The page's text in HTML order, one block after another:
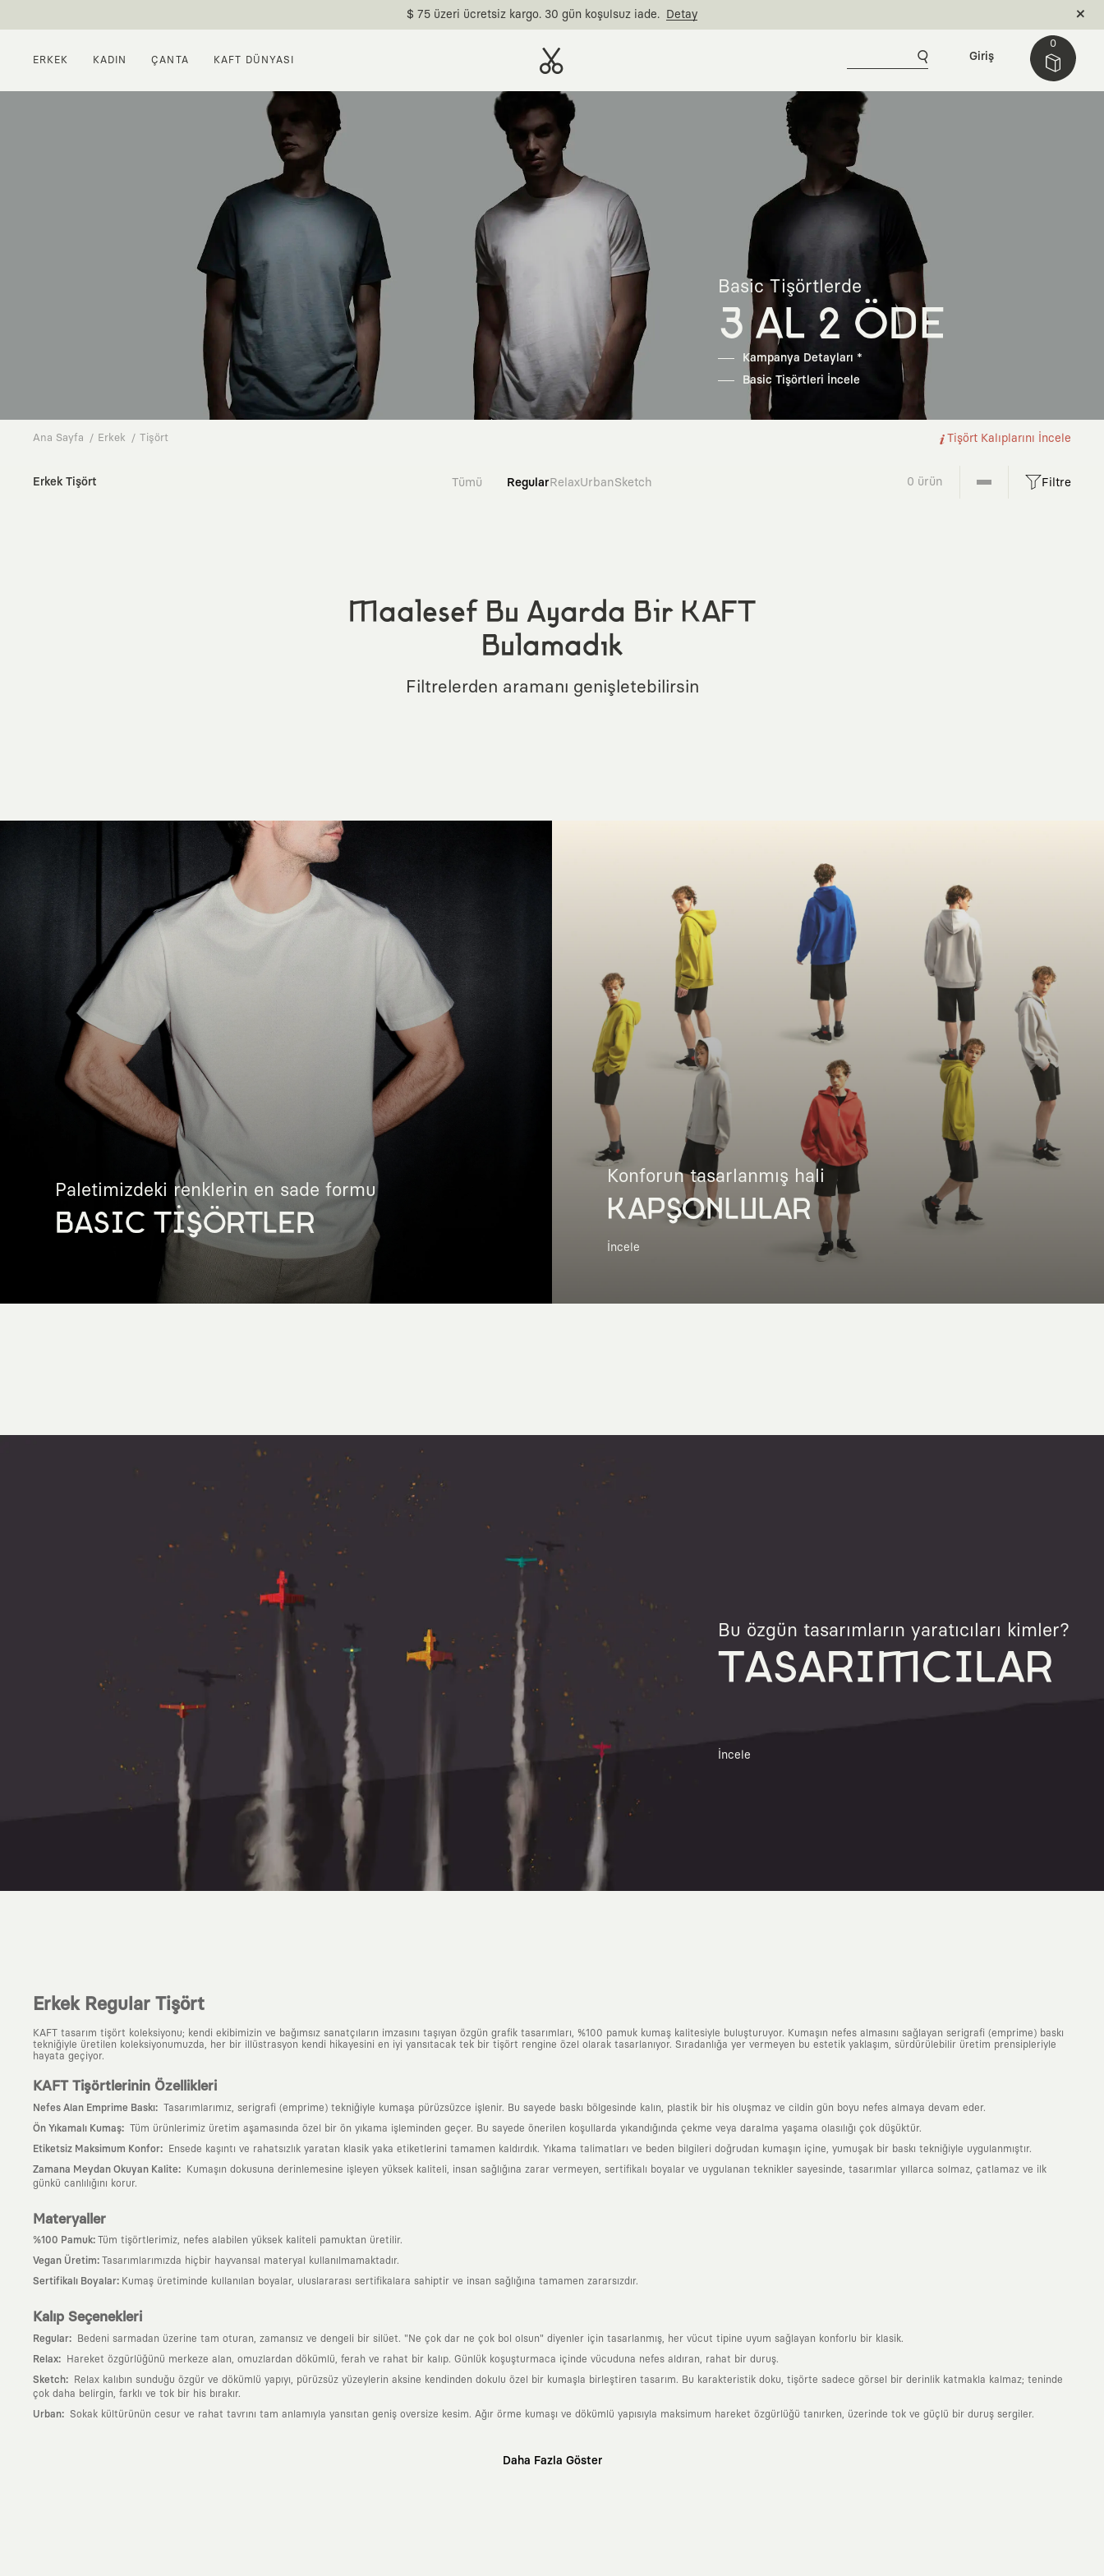
$ 75 üzeri ücretsiz kargo. 30 gün koşulsuz iade. Detay
ERKEK KADIN ÇANTA KAFT DÜNYASI
0
Giriş
Basic Tişörtlerde
3 AL 2 ÖDE
Kampanya Detayları *
Basic Tişörtleri İncele
Ana Sayfa Erkek Tişört Tişört Kalıplarını İncele
Erkek Tişört Tümü RegularRelaxUrbanSketch 0 ürün Filtre
Maalesef Bu Ayarda Bir KAFT
Bulamadık
Filtrelerden aramanı genişletebilirsin
Paletimizdeki renklerin en sade formu
BASIC TİŞÖRTLER
Konforun tasarlanmış hali
KAPŞONLULAR
İncele
Bu özgün tasarımların yaratıcıları kimler?
TASARIMCILAR
İncele
Erkek Regular Tişört
KAFT tasarım tişört koleksiyonu; kendi ekibimizin ve bağımsız sanatçıların imzasını taşıyan özgün grafik tasarımları, %100 pamuk kumaş kalitesiyle buluşturuyor. Kumaşın nefes almasını sağlayan serigrafi (emprime) baskı
tekniğiyle üretilen koleksiyonumuzda, her bir illüstrasyon kendi hikayesini en iyi yansıtacak tek bir tişört rengine özel olarak tasarlanıyor. Sıradanlığa yer vermeyen bu estetik yaklaşım, sürdürülebilir üretim prensipleriyle
hayata geçiyor.
KAFT Tişörtlerinin Özellikleri
Nefes Alan Emprime Baskı: Tasarımlarımız, serigrafi (emprime) tekniğiyle kumaşa pürüzsüzce işlenir. Bu sayede baskı bölgesinde kalın, plastik bir his oluşmaz ve cildin gün boyu nefes almaya devam eder.
Ön Yıkamalı Kumaş: Tüm ürünlerimiz üretim aşamasında özel bir ön yıkama işleminden geçer. Bu sayede önerilen koşullarda yıkandığında çekme veya daralma yaşama olasılığı çok düşüktür.
Etiketsiz Maksimum Konfor: Ensede kaşıntı ve rahatsızlık yaratan klasik yaka etiketlerini tamamen kaldırdık. Yıkama talimatları ve beden bilgileri doğrudan kumaşın içine, yumuşak bir baskı tekniğiyle uygulanmıştır.
Zamana Meydan Okuyan Kalite:
Kumaşın dokusuna derinlemesine işleyen yüksek kaliteli, insan sağlığına zarar vermeyen, sertifikalı boyalar ve uygulanan teknikler sayesinde, tasarımlar yıllarca solmaz, çatlamaz ve ilk
günkü canlılığını korur.
Materyaller
%100 Pamuk: Tüm tişörtlerimiz, nefes alabilen yüksek kaliteli pamuktan üretilir.
Vegan Üretim: Tasarımlarımızda hiçbir hayvansal materyal kullanılmamaktadır.
Sertifikalı Boyalar: Kumaş üretiminde kullanılan boyalar, uluslararası sertifikalara sahiptir ve insan sağlığına tamamen zararsızdır.
Kalıp Seçenekleri
Regular: Bedeni sarmadan üzerine tam oturan, zamansız ve dengeli bir silüet. "Ne çok dar ne çok bol olsun" diyenler için tasarlanmış, her vücut tipine uyum sağlayan konforlu bir klasik.
Relax: Hareket özgürlüğünü merkeze alan, omuzlardan dökümlü, ferah ve rahat bir kalıp. Günlük koşuşturmaca içinde vücuduna nefes aldıran, rahat bir duruş.
Sketch:
Relax kalıbın sunduğu özgür ve dökümlü yapıyı, pürüzsüz yüzeylerin aksine kendinden dokulu özel bir kumaşla birleştiren tasarım. Bu karakteristik doku, tişörte sadece görsel bir derinlik katmakla kalmaz; teninde
çok daha belirgin, farklı ve tok bir his bırakır.
Urban: Sokak kültürünün cesur ve rahat tavrını tam anlamıyla yansıtan geniş oversize kesim. Ağır örme kumaşı ve dökümlü yapısıyla maksimum hareket özgürlüğü tanırken, üzerinde tok ve güçlü bir duruş sergiler.
Daha Fazla Göster